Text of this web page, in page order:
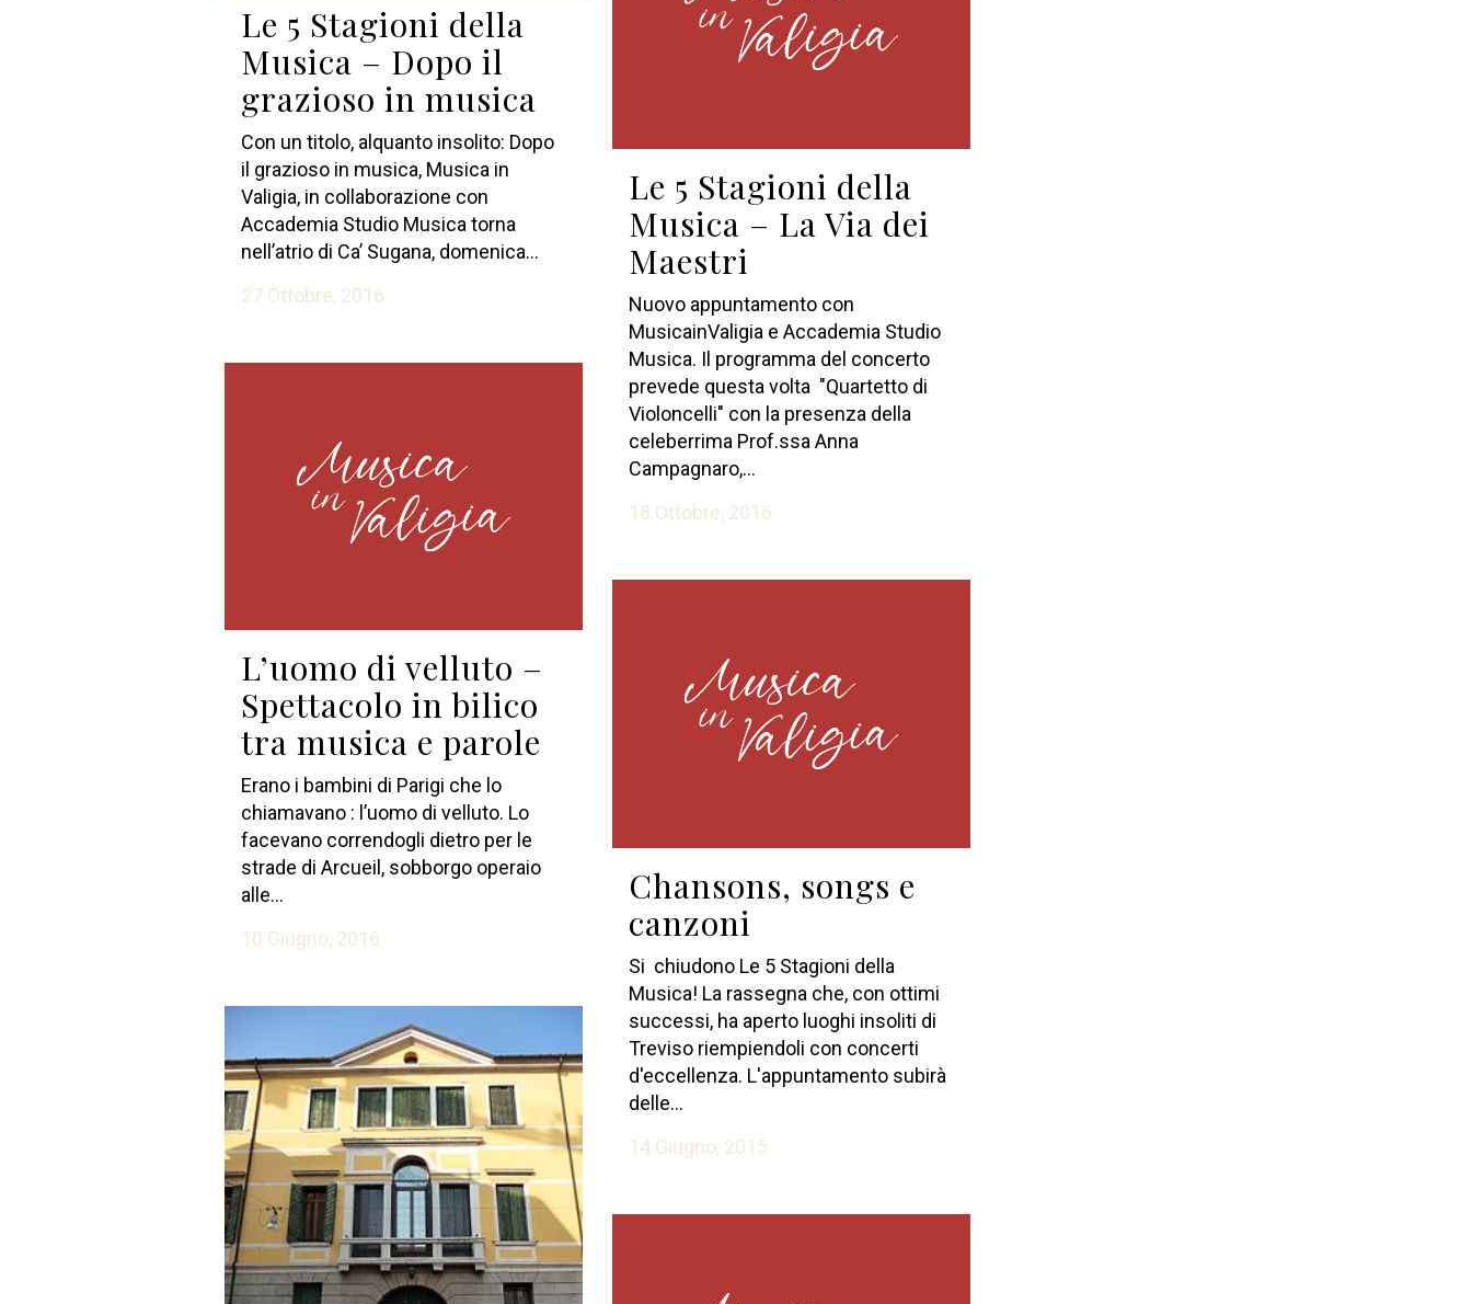
Le 5 Stagioni della
Musica – Dopo il
grazioso in musica
Con un titolo, alquanto insolito: Dopo
il grazioso in musica, Musica in
Valigia, in collaborazione con
Accademia Studio Musica torna
nell’atrio di Ca’ Sugana, domenica...
27 Ottobre, 2016
Le 5 Stagioni della
Musica – La Via dei
Maestri
Nuovo appuntamento con
MusicainValigia e Accademia Studio
Musica. Il programma del concerto
prevede questa volta "Quartetto di
Violoncelli" con la presenza della
celeberrima Prof.ssa Anna
Campagnaro,...
18 Ottobre, 2016
L’uomo di velluto –
Spettacolo in bilico
tra musica e parole
Erano i bambini di Parigi che lo
chiamavano : l’uomo di velluto. Lo
facevano correndogli dietro per le
strade di Arcueil, sobborgo operaio
alle...
10 Giugno, 2016
Chansons, songs e
canzoni
Si chiudono Le 5 Stagioni della
Musica! La rassegna che, con ottimi
successi, ha aperto luoghi insoliti di
Treviso riempiendoli con concerti
d'eccellenza. L'appuntamento subirà
delle...
14 Giugno, 2015